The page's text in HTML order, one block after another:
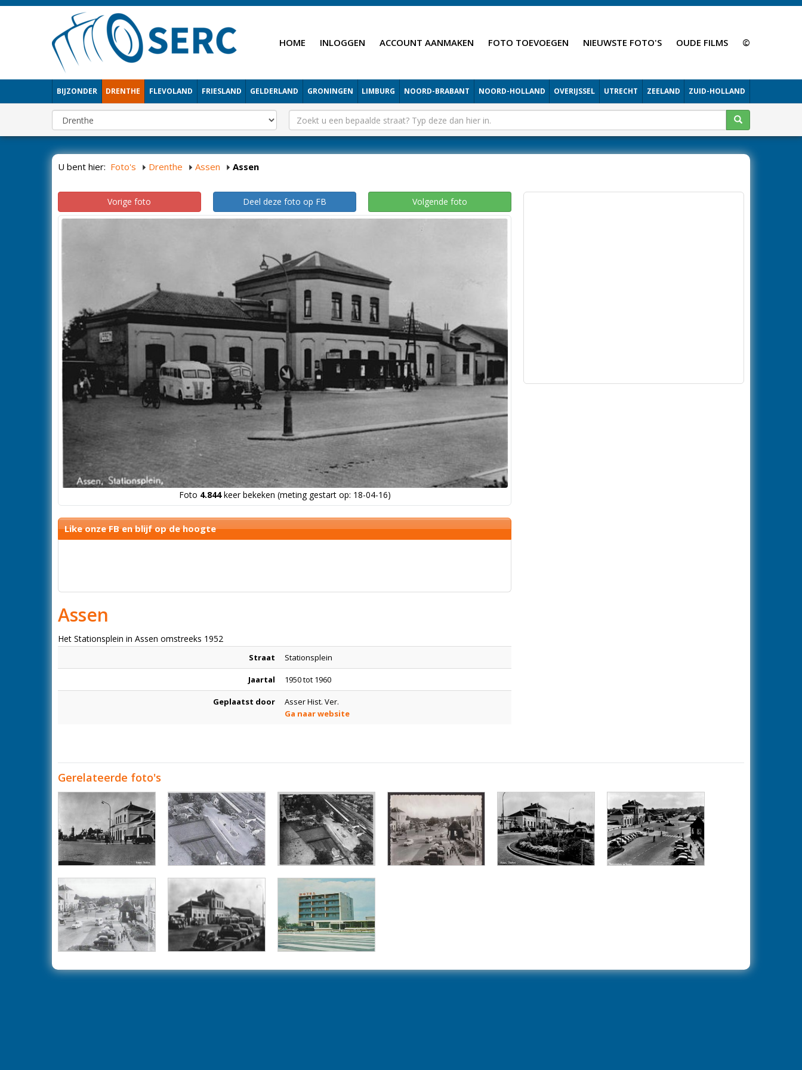
HOME INLOGGEN ACCOUNT AANMAKEN FOTO TOEVOEGEN NIEUWSTE FOTO'S OUDE FILMS ©
BIJZONDER DRENTHE FLEVOLAND FRIESLAND GELDERLAND GRONINGEN LIMBURG NOORD-BRABANT NOORD-HOLLAND OVERIJSSEL UTRECHT ZEELAND ZUID-HOLLAND
U bent hier: Foto's Drenthe Assen Assen
Vorige foto Deel deze foto op FB Volgende foto
Foto 4.844keer bekeken (meting gestart op: 18-04-16)
Like onze FB en blijf op de hoogte
Assen
Het Stationsplein in Assen omstreeks 1952
Straat Stationsplein
Jaartal 1950 tot 1960
Geplaatst door
Asser Hist. Ver.
Ga naar website
Gerelateerde foto's